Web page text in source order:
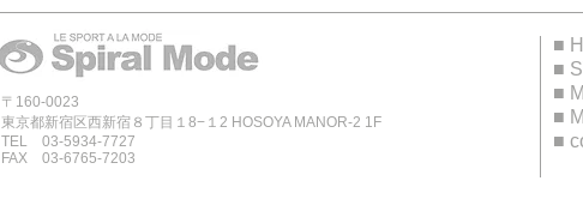
〒160-0023
東京都新宿区西新宿８丁目１8−１2 HOSOYA MANOR-2 1F
TEL 03-5934-7727
FAX 03-6765-7203
■
■
■
■
■